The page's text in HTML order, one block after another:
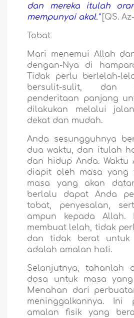
dan mereka itulah
mempunyai akal." [QS.
Tobat
Mari menemui Allah
dengan-Nya di
Tidak perlu berlelah-
bersulit-sulit, dan
penderitaan panjang
dilakukan melalui
dekat dan mudah.
Anda sesungguhnya
dua waktu, dan itulah
dan hidup Anda. Waktu
diapit oleh masa yang
masa yang akan
berlalu dapat Anda
tobat, penyesalan,
ampun kepada
membuat lelah, tidak
dan tidak berat untuk
adalah amalan hati.
Selanjutnya, tahanlah
dosa untuk masa
Menahan dari
meninggalkannya. Ini
amalan fisik yang